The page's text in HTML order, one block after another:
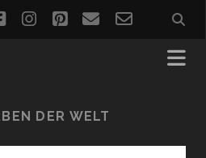
facebookinstagram
pinterest
emailemail-
form
DER WELT